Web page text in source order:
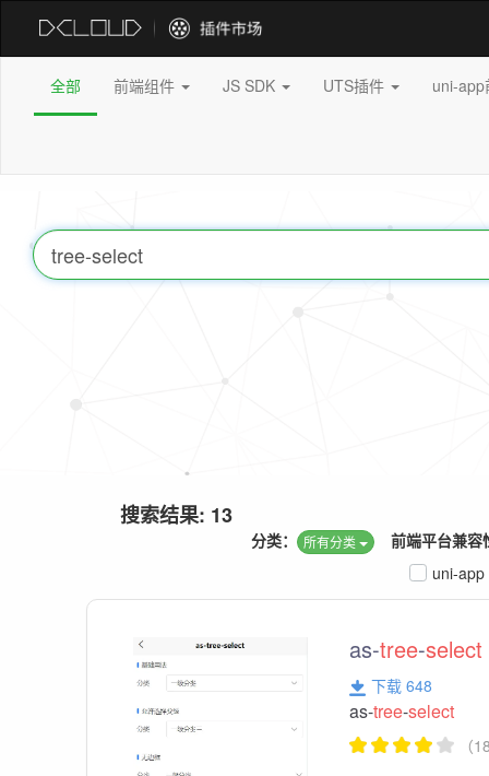
全部 前端组件 JS SDK UTS插件 uni-
搜索结果: 13
前端平台兼容
分类： 所有分类
uni-app
as-tree-select
下载 648
as-tree-select
（